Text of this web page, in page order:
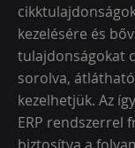
kezelésére és
tulajdonságokat
sorolva,
kezelhetjük. Az
ERP rendszerrel